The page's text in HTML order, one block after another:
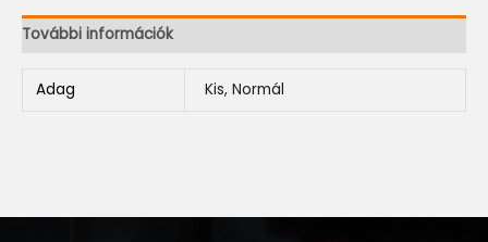
További információk
Adag Kis, Normál